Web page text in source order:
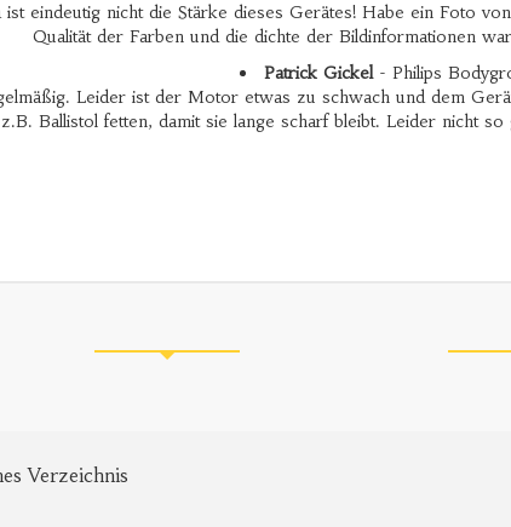
eindeutig nicht die Stärke dieses Gerätes! Habe ein Foto
Qualität der Farben und die dichte der Bildinformationen
Patrick Gickel- Philips
Leider ist der Motor etwas zu schwach und dem
Ballistol fetten, damit sie lange scharf bleibt. Leider nicht
Verzeichnis